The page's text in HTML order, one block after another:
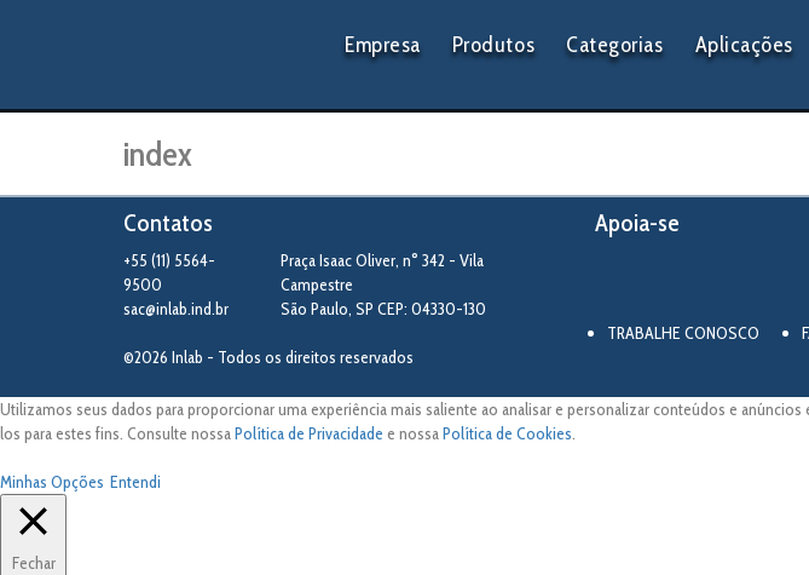
Empresa Produtos Categorias Aplicações
index
Contatos
+55 (11) 5564-
9500
sac@inlab.ind.br
Praça Isaac Oliver, n° 342 - Vila
Campestre
São Paulo SP CEP: 04330-130
Apoia-se
TRABALHE CONOSCO
©2026 Inlab - Todos os direitos reservados
Utilizamos seus dados para proporcionar uma experiência mais saliente ao analisar e personalizar conteúdos e
los para estes fins. Consulte nossaPolítica de Privacidade e nossaPolítica de Cookies
Minhas Opções Entendi
Fechar